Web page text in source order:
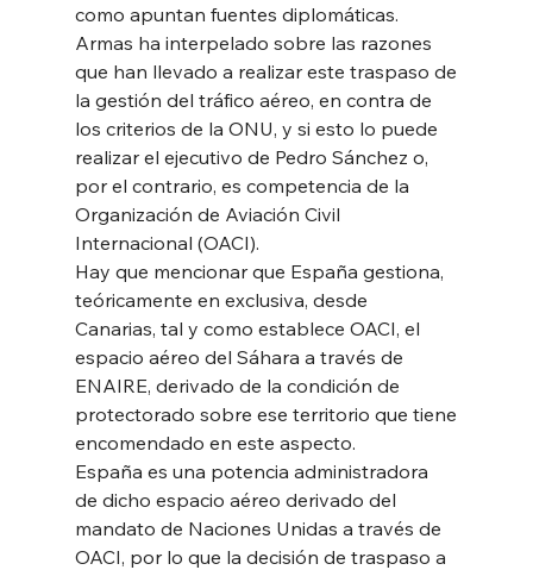
como apuntan fuentes diplomáticas.
Armas ha interpelado sobre las razones
que han llevado a realizar este traspaso de
la gestión del tráfico aéreo, en contra de
los criterios de la ONU, y si esto lo puede
realizar el ejecutivo de Pedro Sánchez o,
por el contrario, es competencia de la
Organización de Aviación Civil
Internacional (OACI).
Hay que mencionar que España gestiona,
teóricamente en exclusiva, desde
Canarias, tal y como establece OACI, el
espacio aéreo del Sáhara a través de
ENAIRE, derivado de la condición de
protectorado sobre ese territorio que tiene
encomendado en este aspecto.
España es una potencia administradora
de dicho espacio aéreo derivado del
mandato de Naciones Unidas a través de
OACI, por lo que la decisión de traspaso a